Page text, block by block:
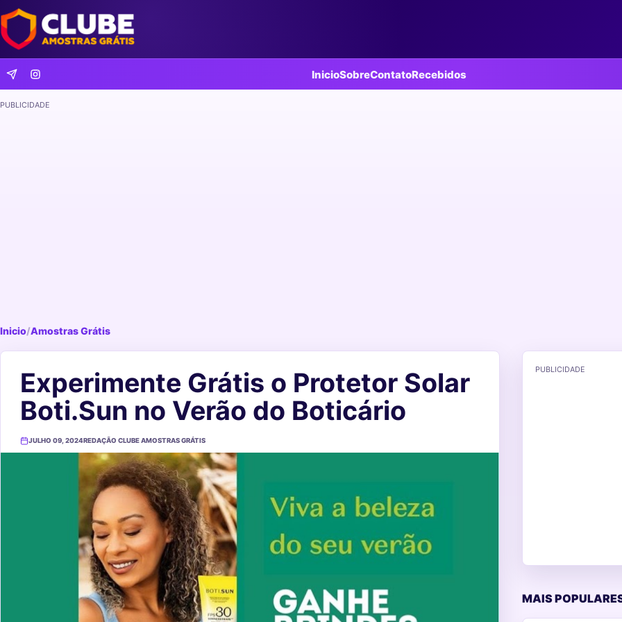
InicioSobreContatoRecebidos
PUBLICIDADE
Inicio/Amostras Grátis
Experimente Grátis o Protetor Solar
Boti.Sun no Verão do Boticário
JULHO 09, 2024REDAÇÃO CLUBE AMOSTRAS GRÁTIS
PUBLICIDADE
MAIS